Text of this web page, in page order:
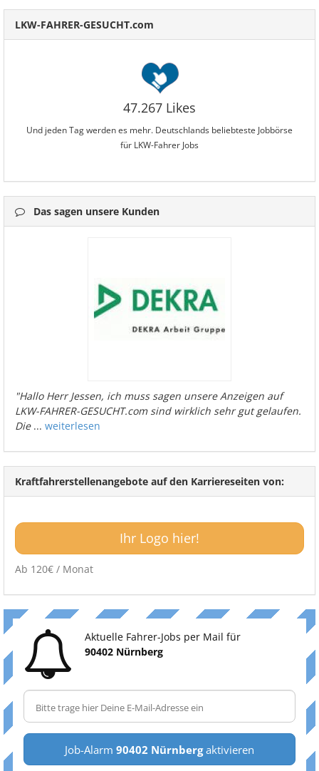
LKW-FAHRER-GESUCHT.com
47.267 Likes
Und jeden Tag werden es mehr. Deutschlands beliebteste Jobbörse
für LKW-Fahrer Jobs
Das sagen unsere Kunden
"Hallo Herr Jessen, ich muss sagen unsere Anzeigen auf
LKW-FAHRER-GESUCHT.com sind wirklich sehr gut gelaufen.
Die... weiterlesen
Kraftfahrerstellenangebote auf den Karriereseiten von:
Ihr Logo hier!
Ab 120€ / Monat
Aktuelle Fahrer-Jobs per Mail für
90402 Nürnberg
Job-Alarm 90402 Nürnbergaktivieren